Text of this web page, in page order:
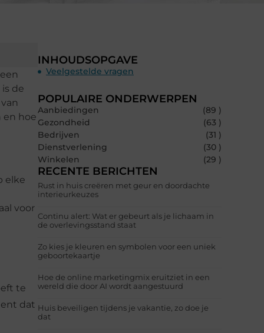
de
en hoe
elke
voor
te
dat
INHOUDSOPGAVE
Veelgestelde vragen
POPULAIRE ONDERWERPEN
Aanbiedingen
(89 )
Gezondheid
(63 )
Bedrijven
(31 )
Dienstverlening
(30 )
Winkelen
(29 )
RECENTE BERICHTEN
Rust in huis creëren met geur en doordachte
interieurkeuzes
Continu alert: Wat er gebeurt als je lichaam in
de overlevingsstand staat
Zo kies je kleuren en symbolen voor een uniek
geboortekaartje
Hoe de online marketingmix eruitziet in een
wereld die door AI wordt aangestuurd
Huis beveiligen tijdens je vakantie, zo doe je
dat